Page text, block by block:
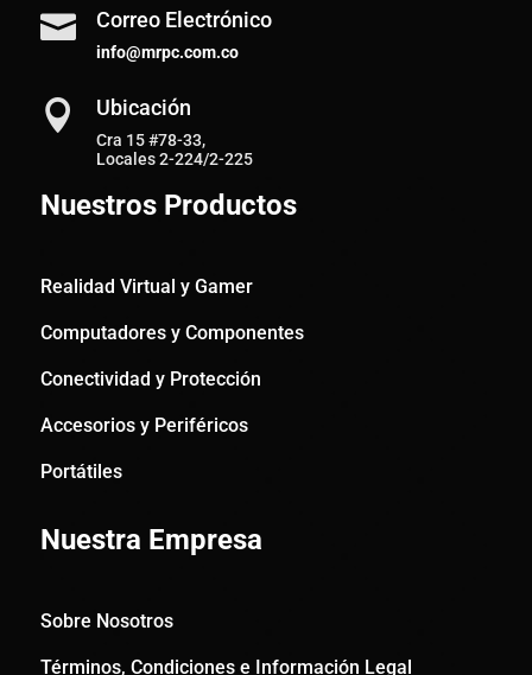
 Correo Electrónico
info@mrpc.com.co
 Ubicación
Cra 15 #78-33,
Locales 2-224/2-225
Nuestros Productos
Realidad Virtual y Gamer
Computadores y Componentes
Conectividad y Protección
Accesorios y Periféricos
Portátiles
Nuestra Empresa
Sobre Nosotros
Términos, Condiciones e Información Legal